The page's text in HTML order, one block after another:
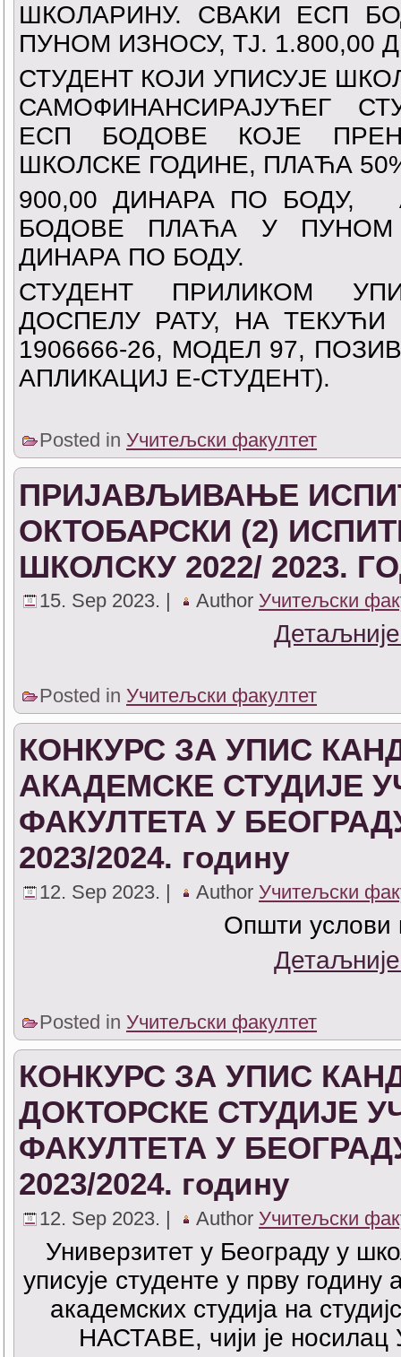
ШКОЛАРИНУ. СВАКИ ЕСП
ПУНОМ ИЗНОСУ, ТЈ. 1.800,00
СТУДЕНТ КОЈИ УПИСУЈЕ
САМОФИНАНСИРАЈУЋЕГ
ЕСП БОДОВЕ КОЈЕ
ШКОЛСКЕ ГОДИНЕ, ПЛАЋА
900,00 ДИНАРА ПО БОДУ,
БОДОВЕ ПЛАЋА У ПУНОМ
ДИНАРА ПО БОДУ.
СТУДЕНТ ПРИЛИКОМ
ДОСПЕЛУ РАТУ, НА ТЕКУЋИ
1906666-26, МОДЕЛ 97,
АПЛИКАЦИЈ Е-СТУДЕНТ).
Posted in Учитељски факултет
ПРИЈАВЉИВАЊЕ
ОКТОБАРСКИ (2)
ШКОЛСКУ 2022/ 2023.
15. Sep 2023. | Author Учитељски
Posted in Учитељски факултет
КОНКУРС ЗА УПИС
АКАДЕМСКЕ СТУДИЈЕ
ФАКУЛТЕТА У
2023/2024. годину
12. Sep 2023. | Author Учитељски
Општи услови
Posted in Учитељски факултет
КОНКУРС ЗА УПИС
ДОКТОРСКЕ СТУДИЈЕ
ФАКУЛТЕТА У
2023/2024. годину
12. Sep 2023. | Author Учитељски
Универзитет у Београду у
уписује студенте у прву
академских студија на
НАСТАВЕ, чији је носилац